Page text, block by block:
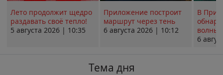
Лето продолжит щедро
раздавать своё тепло!
5 августа 2026 | 10:35
Приложение построит
маршрут через тень
6 августа 2026 | 10:12
В
волны
6
Тема дня